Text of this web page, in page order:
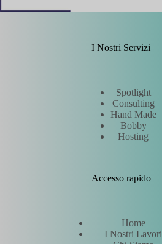
I Nostri Servizi
Spotlight
Consulting
Hand Made
Bobby
Hosting
Accesso rapido
Home
I Nostri Lavori